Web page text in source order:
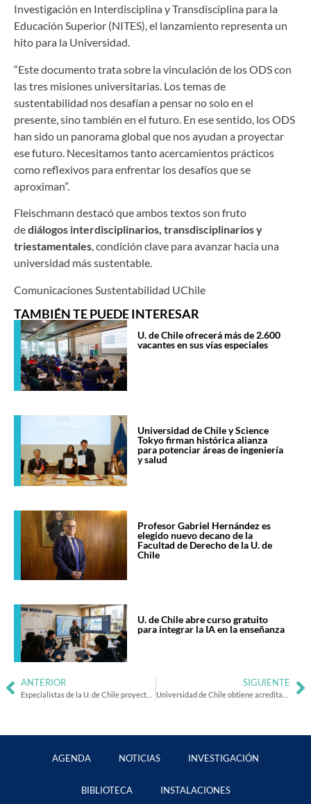
Investigación en Interdisciplina y Transdisciplina para la
Educación Superior (NITES), el lanzamiento representa un
hito para la Universidad.
“Este documento trata sobre la vinculación de los ODS con
las tres misiones universitarias. Los temas de
sustentabilidad nos desafían a pensar no solo en el
presente, sino también en el futuro. En ese sentido, los ODS
han sido un panorama global que nos ayudan a proyectar
ese futuro. Necesitamos tanto acercamientos prácticos
como reflexivos para enfrentar los desafíos que se
aproximan”.
Fleischmann destacó que ambos textos son fruto
dediálogos interdisciplinarios, transdisciplinarios y
triestamentales, condición clave para avanzar hacia una
universidad más sustentable.
Comunicaciones Sustentabilidad UChile
TAMBIÉN TE PUEDE INTERESAR
U. de Chile ofrecerá más de 2.600
vacantes en sus vías especiales
Universidad de Chile y Science
Tokyo firman histórica alianza
para potenciar áreas de ingeniería
y salud
Profesor Gabriel Hernández es
elegido nuevo decano de la
Facultad de Derecho de la U. de
Chile
U. de Chile abre curso gratuito
para integrar la IA en la enseñanza
ANTERIOR SIGUIENTE
AGENDA NOTICIAS INVESTIGACIÓN
BIBLIOTECA INSTALACIONES